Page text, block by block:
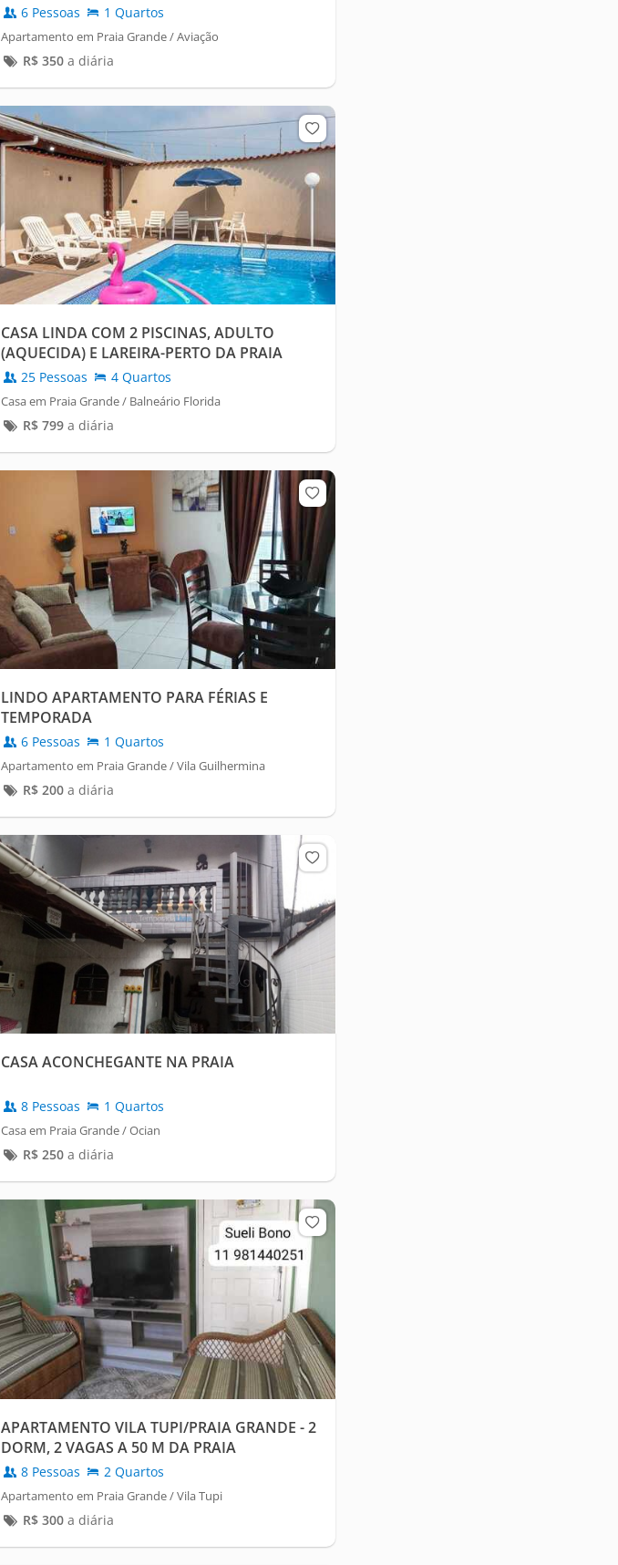
6 Pessoas 1 Quartos
Apartamento em Praia Grande / Aviação
R$ 350a diária
CASA LINDA COM 2 PISCINAS, ADULTO
(AQUECIDA) E LAREIRA-PERTO DA PRAIA
25 Pessoas 4 Quartos
Casa em Praia Grande / Balneário Florida
R$ 799a diária
LINDO APARTAMENTO PARA FÉRIAS E
TEMPORADA
6 Pessoas 1 Quartos
Apartamento em Praia Grande / Vila Guilhermina
R$ 200a diária
CASA ACONCHEGANTE NA PRAIA
8 Pessoas 1 Quartos
Casa em Praia Grande / Ocian
R$ 250a diária
APARTAMENTO VILA TUPI/PRAIA GRANDE - 2
DORM, 2 VAGAS A 50 M DA PRAIA
8 Pessoas 2 Quartos
Apartamento em Praia Grande / Vila Tupi
R$ 300a diária